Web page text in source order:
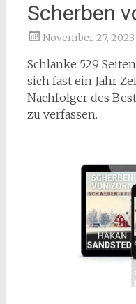
Scherben
November 27, 2023
Schlanke 529
sich fast ein Jahr
Nachfolger des
zu verfassen.